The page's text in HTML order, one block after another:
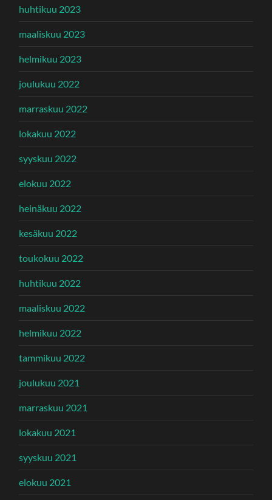
huhtikuu 2023
maaliskuu 2023
helmikuu 2023
joulukuu 2022
marraskuu 2022
lokakuu 2022
syyskuu 2022
elokuu 2022
heinäkuu 2022
kesäkuu 2022
toukokuu 2022
huhtikuu 2022
maaliskuu 2022
helmikuu 2022
tammikuu 2022
joulukuu 2021
marraskuu 2021
lokakuu 2021
syyskuu 2021
elokuu 2021